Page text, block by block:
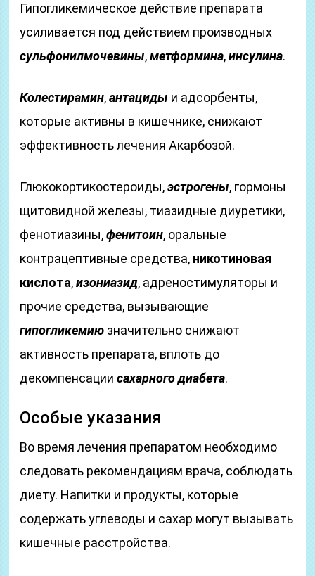
Гипогликемическое действие препарата
усиливается под действием производных
сульфонилмочевины,метформина,инсулина.
Колестирамин,антациды и адсорбенты,
которые активны в кишечнике, снижают
эффективность лечения Акарбозой.
Глюкокортикостероиды,эстрогены, гормоны
щитовидной железы, тиазидные диуретики,
фенотиазины,фенитоин, оральные
контрацептивные средства, никотиновая
кислота,изониазид, адреностимуляторы и
прочие средства, вызывающие
гипогликемию значительно снижают
активность препарата, вплоть до
декомпенсациисахарного диабета.
Особые указания
Во время лечения препаратом необходимо
следовать рекомендациям врача, соблюдать
диету. Напитки и продукты, которые
содержать углеводы и сахар могут вызывать
кишечные расстройства.